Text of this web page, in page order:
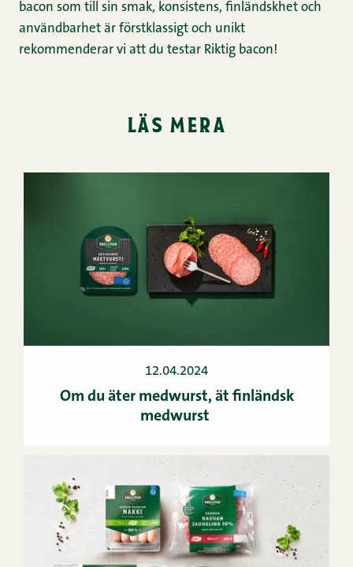
bacon som till sin smak, konsistens, finländskhet och
användbarhet är förstklassigt och unikt
rekommenderar vi att du testar Riktig bacon!
läs mera
12.04.2024
Om du äter medwurst, ät finländsk
medwurst